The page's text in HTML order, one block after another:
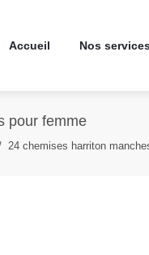
Accueil Nos
pour femme
24 chemises harriton